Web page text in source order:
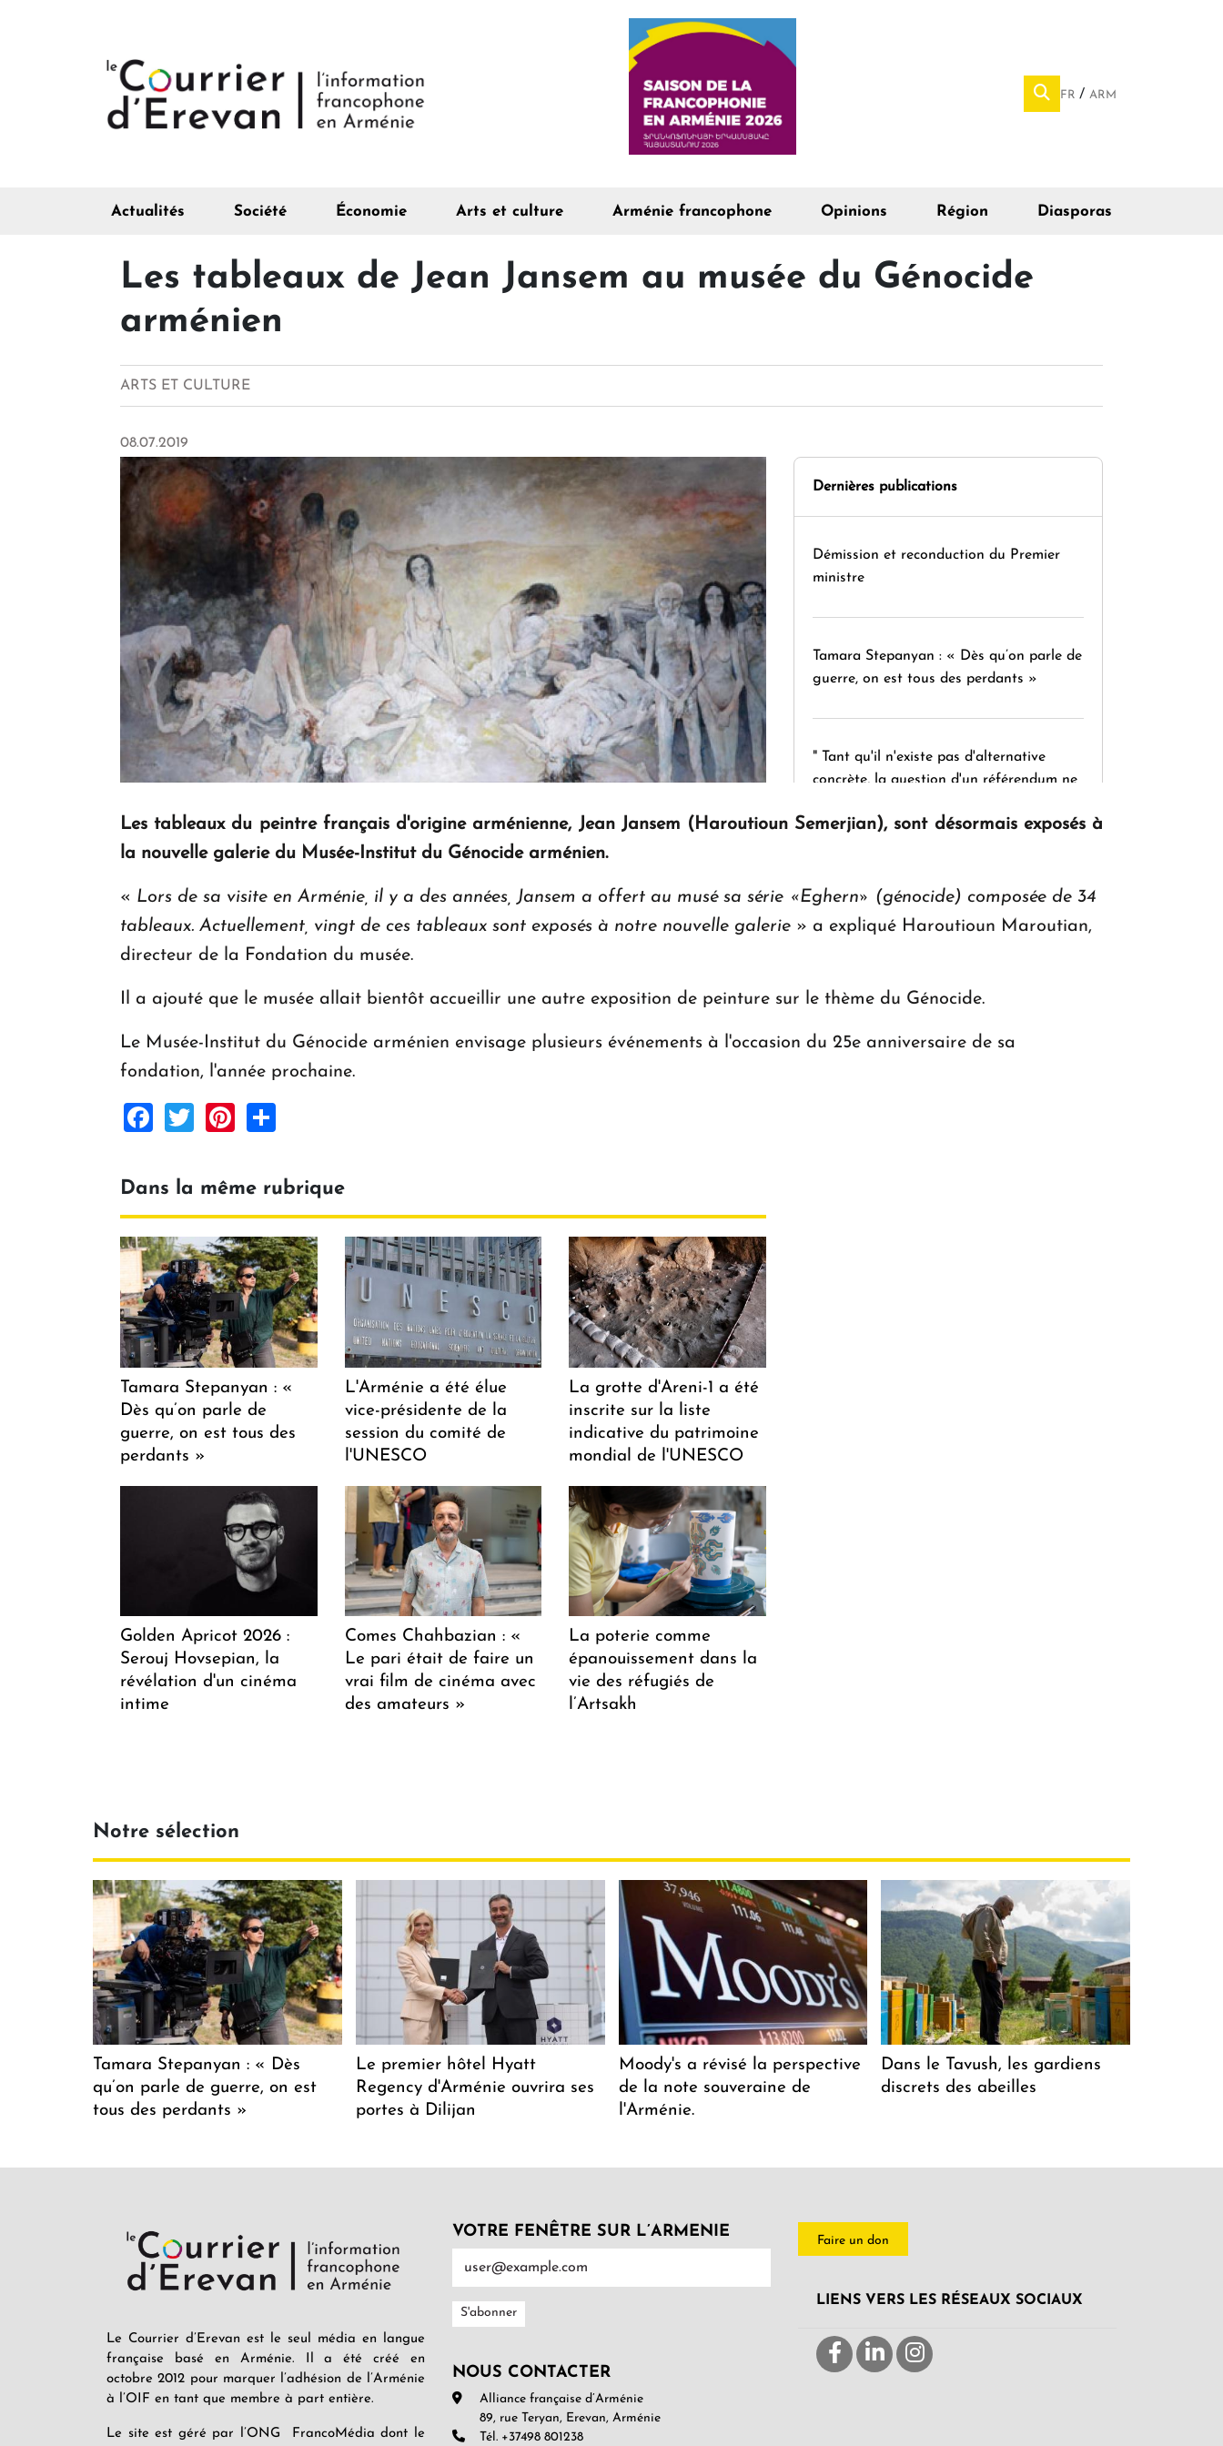
FR ARM
Actualités Société Économie Arts et culture Arménie francophone Opinions Région Diasporas
Les tableaux de Jean Jansem au musée du Génocide
arménien
ARTS ET CULTURE
08.07.2019
Dernières publications
Démission et reconduction du Premier
ministre
Tamara Stepanyan : « Dès qu’on parle de
guerre, on est tous des perdants »
" Tant qu'il n'existe pas d'alternative
concrète, la question d'un référendum ne
d'avenir en Arménie
d'Arménie ouvrira ses portes à Dilijan
Les tableaux du peintre français d'origine arménienne, Jean Jansem (Haroutioun Semerjian), sont désormais exposés à
la nouvelle galerie du Musée-Institut du Génocide arménien.
« Lors de sa visite en Arménie, il y a des années, Jansem a offert au musé sa série «Eghern» (génocide) composée de 34
tableaux. Actuellement, vingt de ces tableaux sont exposés à notre nouvelle galerie » a expliqué Haroutioun Maroutian,
directeur de la Fondation du musée.
Il a ajouté que le musée allait bientôt accueillir une autre exposition de peinture sur le thème du Génocide.
Le Musée-Institut du Génocide arménien envisage plusieurs événements à l'occasion du 25e anniversaire de sa
fondation, l'année prochaine.
Facebook
TwitterPinterest
Dans la même rubrique
Tamara Stepanyan : «
Dès qu’on parle de
guerre, on est tous des
perdants »
L'Arménie a été élue
vice-présidente de la
session du comité de
l'UNESCO
La grotte d'Areni-1 a été
inscrite sur la liste
indicative du patrimoine
mondial de l'UNESCO
Golden Apricot 2026 :
Serouj Hovsepian, la
révélation d'un cinéma
intime
Comes Chahbazian : «
Le pari était de faire un
vrai film de cinéma avec
des amateurs »
La poterie comme
épanouissement dans la
vie des réfugiés de
l’Artsakh
Notre sélection
Tamara Stepanyan : « Dès
qu’on parle de guerre, on est
tous des perdants »
Le premier hôtel Hyatt
Regency d'Arménie ouvrira ses
portes à Dilijan
Moody's a révisé la perspective
de la note souveraine de
l'Arménie.
Dans le Tavush, les gardiens
discrets des abeilles
Le Courrier d’Erevan est le seul média en langue
française basé en Arménie. Il a été créé en
octobre 2012 pour marquer l’adhésion de l’Arménie
à l’OIF en tant que membre à part entière.
Le site est géré par l’ONG FrancoMédia dont le
VOTRE FENÊTRE SUR L’ARMENIE
NOUS CONTACTER
Alliance française d’Arménie
89, rue Teryan, Erevan, Arménie
Tél. +37498 801238
Faire un don
LIENS VERS LES RÉSEAUX SOCIAUX